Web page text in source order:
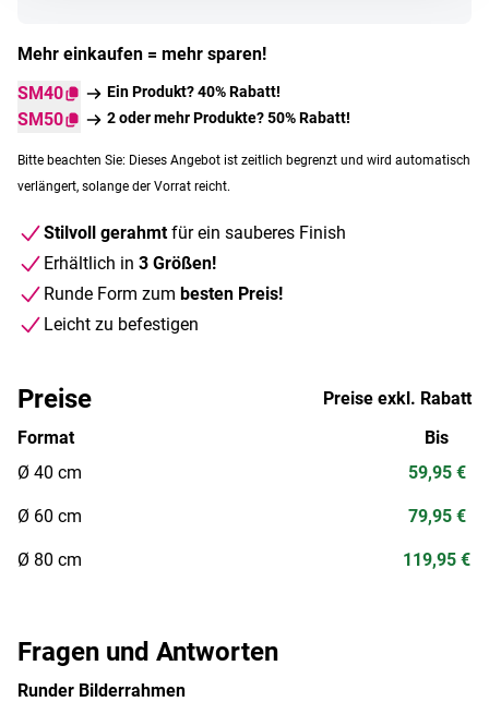
Mehr einkaufen = mehr sparen!
SM40
Ein Produkt? 40% Rabatt!
SM50 2 oder mehr Produkte? 50% Rabatt!
Bitte beachten Sie: Dieses Angebot ist zeitlich begrenzt und wird automatisch
verlängert, solange der Vorrat reicht.
Stilvoll gerahmtfür ein sauberes Finish
Erhältlich in 3 Größen!
Runde Form zum besten Preis!
Leicht zu befestigen
Fragen und Antworten
Runder Bilderrahmen
Preise
Preise exkl. Rabatt
Format
Ø 40 cm
Ø 60 cm
Ø 80 cm
Bis
59,95 €
79,95 €
119,95 €